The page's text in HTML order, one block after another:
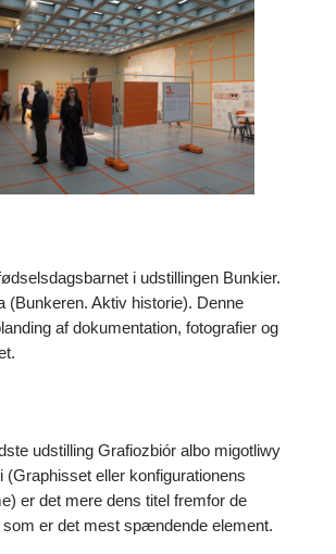
i udstillingen Bunkier.
(Bunkeren. Aktiv historie). Denne
af dokumentation, fotografier og
udstilling Grafiozbiór albo migotliwy
(Graphisset eller konfigurationens
er det mere dens titel fremfor de
er det mest spændende element.